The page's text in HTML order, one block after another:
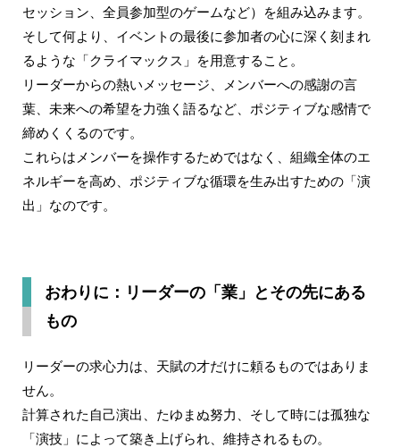
セッション、全員参加型のゲームなど）を組み込みます。
そして何より、イベントの最後に参加者の心に深く刻まれ
るような「クライマックス」を用意すること。
リーダーからの熱いメッセージ、メンバーへの感謝の言
葉、未来への希望を力強く語るなど、ポジティブな感情で
締めくくるのです。
これらはメンバーを操作するためではなく、組織全体のエ
ネルギーを高め、ポジティブな循環を生み出すための「演
出」なのです。
おわりに：リーダーの「業」とその先にある
もの
リーダーの求心力は、天賦の才だけに頼るものではありま
せん。
計算された自己演出、たゆまぬ努力、そして時には孤独な
「演技」によって築き上げられ、維持されるもの。